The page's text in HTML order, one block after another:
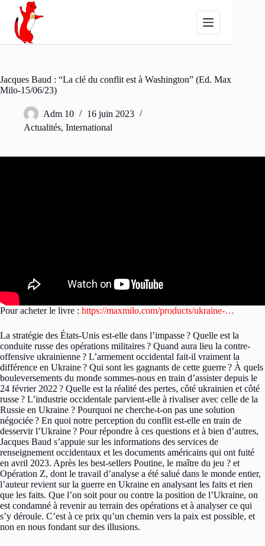
Passer
contenu
Jacques Baud : “La clé du conflit est à Washington” (Ed. Max
Milo-15/06/23)
Adm 10
16 juin 2023
Actualités, International
Pour acheter le livre : https://maxmilo.com/products/ukraine-…
La stratégie des États-Unis est-elle dans l’impasse ? Quelle est la
conduite russe des opérations militaires ? Quand aura lieu la contre-
offensive ukrainienne ? L’armement occidental fait-il vraiment la
différence en Ukraine ? Qui sont les gagnants de cette guerre ? À quels
bouleversements du monde sommes-nous en train d’assister depuis le
24 février 2022 ? Quelle est la réalité des pertes, côté ukrainien et côté
russe ? L’industrie occidentale parvient-elle à rivaliser avec celle de la
Russie en Ukraine ? Pourquoi ne cherche-t-on pas une solution
négociée ? En quoi notre perception du conflit est-elle en train de
desservir l’Ukraine ? Pour répondre à ces questions et à bien d’autres,
Jacques Baud s’appuie sur les informations des services de
renseignement occidentaux et les documents américains qui ont fuité
en avril 2023. Après les best-sellers Poutine, le maître du jeu ? et
Opération Z, dont le travail d’analyse a été salué dans le monde entier,
l’auteur revient sur la guerre en Ukraine en analysant les faits et rien
que les faits. Que l’on soit pour ou contre la position de l’Ukraine, on
est condamné à revenir au terrain des opérations et à analyser ce qui
s’y déroule. C’est à ce prix qu’un chemin vers la paix est possible, et
non en nous fondant sur des illusions.